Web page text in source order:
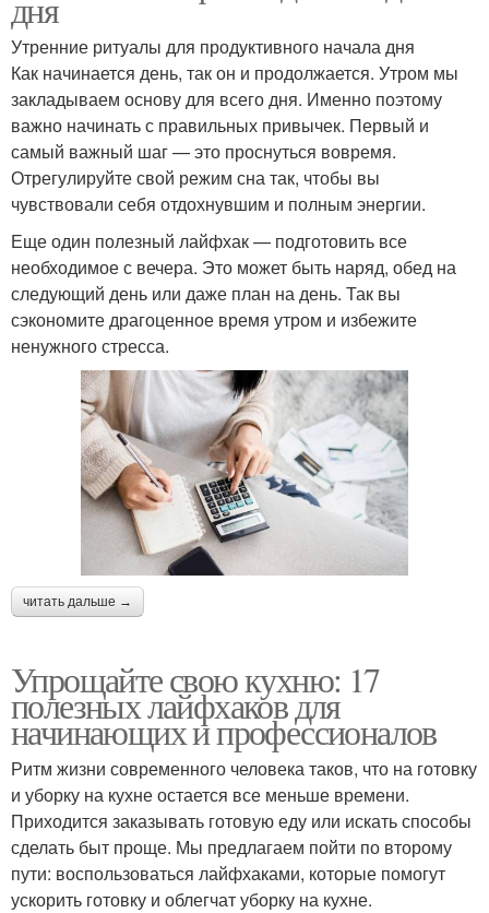
дня
Утренние ритуалы для продуктивного начала дня
Как начинается день, так он и продолжается. Утром мы
закладываем основу для всего дня. Именно поэтому
важно начинать с правильных привычек. Первый и
самый важный шаг — это проснуться вовремя.
Отрегулируйте свой режим сна так, чтобы вы
чувствовали себя отдохнувшим и полным энергии.
Еще один полезный лайфхак — подготовить все
необходимое с вечера. Это может быть наряд, обед на
следующий день или даже план на день. Так вы
сэкономите драгоценное время утром и избежите
ненужного стресса.
читать дальше →
Упрощайте свою кухню: 17
полезных лайфхаков для
начинающих и профессионалов
Ритм жизни современного человека таков, что на готовку
и уборку на кухне остается все меньше времени.
Приходится заказывать готовую еду или искать способы
сделать быт проще. Мы предлагаем пойти по второму
пути: воспользоваться лайфхаками, которые помогут
ускорить готовку и облегчат уборку на кухне.